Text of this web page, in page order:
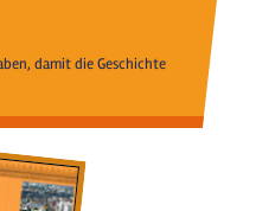
damit die Geschichte